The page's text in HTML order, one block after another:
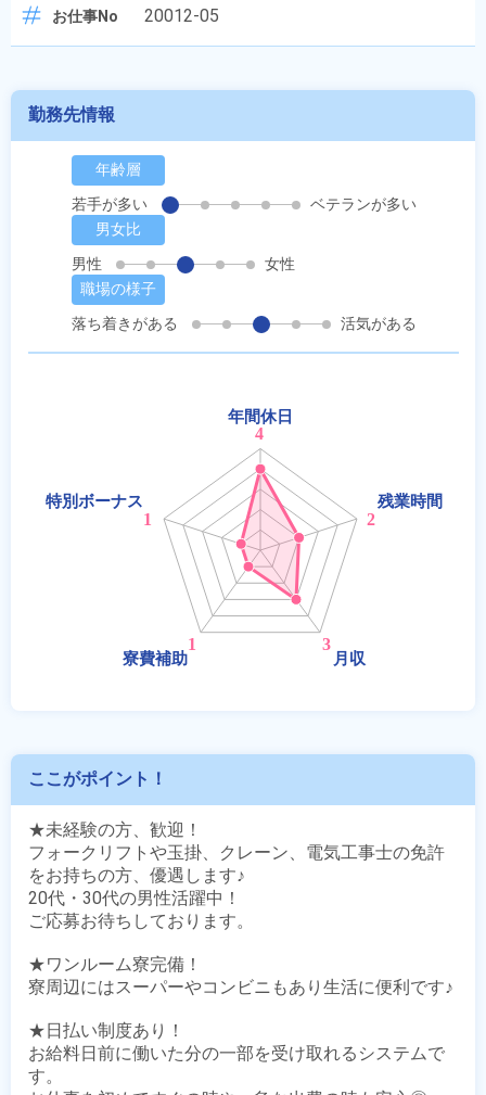
お仕事No 20012-05
勤務先情報
年齢層
若手が多い
ベテランが多い
男女比
男性
女性
職場の様子
落ち着きがある
活気がある
ここがポイント！
★未経験の方、歓迎！
フォークリフトや玉掛、クレーン、電気工事士の免許
をお持ちの方、優遇します♪
20代・30代の男性活躍中！
ご応募お待ちしております。
★ワンルーム寮完備！
寮周辺にはスーパーやコンビニもあり生活に便利です♪
★日払い制度あり！
お給料日前に働いた分の一部を受け取れるシステムで
す。